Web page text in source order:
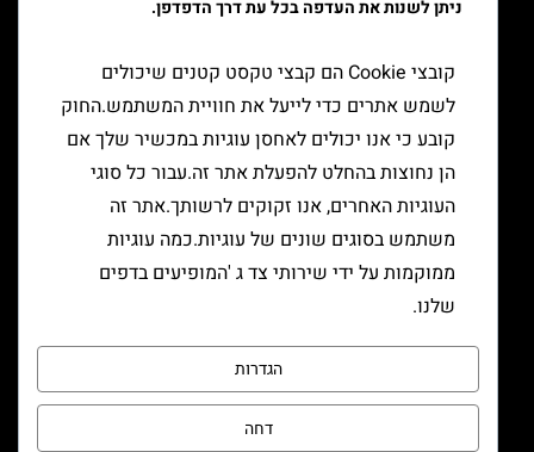
יצירת קשר
ניתן לשנות את העדפה בכל עת דרך הדפדפן.
קובצי Cookie הם קבצי טקסט קטנים שיכולים
לשמש אתרים כדי לייעל את חוויית המשתמש.החוק
קובע כי אנו יכולים לאחסן עוגיות במכשיר שלך אם
הן נחוצות בהחלט להפעלת אתר זה.עבור כל סוגי
העוגיות האחרים, אנו זקוקים לרשותך.אתר זה
משתמש בסוגים שונים של עוגיות.כמה עוגיות
ממוקמות על ידי שירותי צד ג 'המופיעים בדפים
שלנו.
הגדרות
דחה